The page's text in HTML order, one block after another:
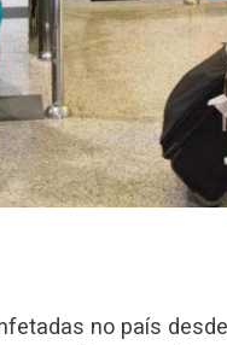
no país